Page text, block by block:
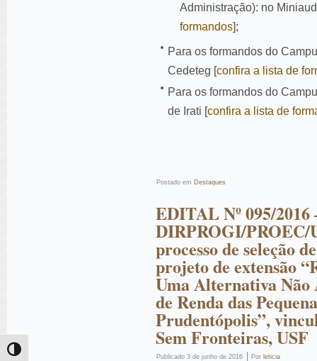
Alternar alto contraste
Administração): no
formandos];
Para os formandos do
Cedeteg [confira a lista de
Para os formandos do
de Irati [confira a lista de
Postado em Destaques
EDITAL Nº 095/2016
DIRPROGI/
processo de seleção
projeto de extensão
Uma Alternativa
de Renda das
Prudentópolis”,
Sem Fronteiras, USF
Publicado 3 de junho de 2016 Por leticia